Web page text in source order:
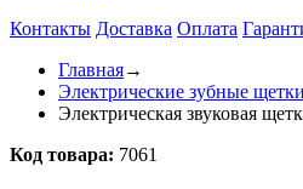
Контакты Доставка Оплата
Главная→
Электрические зубные щетки
Электрическая звуковая
Код товара: 7061